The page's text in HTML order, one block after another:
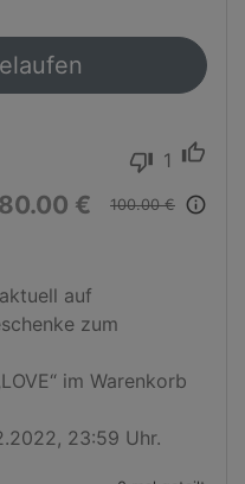
thumb_down 1 thumb_up
80.00 € 100.00 € info_outline
auf
zum
im Warenkorb
23:59 Uhr.